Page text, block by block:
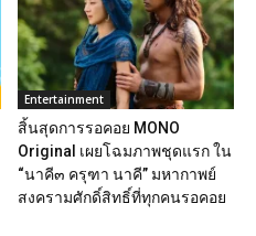
Entertainment
สิ้นสุดการรอคอย MONO
Original เผยโฉมภาพชุดแรก ใน
“นาคี๓ ครุฑา นาคี” มหากาพย์
สงครามศักดิ์สิทธิ์ที่ทุกคนรอคอย